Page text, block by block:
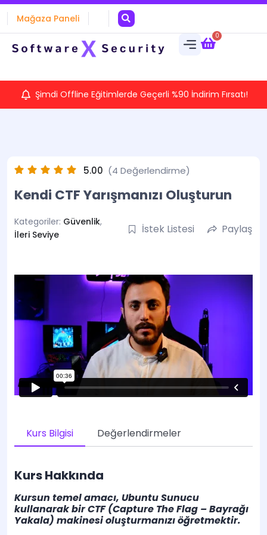
Mağaza Paneli
0
Şimdi Offline Eğitimlerde Geçerli %90 İndirim Fırsatı!
5.00 (4 Değerlendirme)
Kendi CTF Yarışmanızı Oluşturun
Kategoriler: Güvenlik,
İleri Seviye
İstek Listesi Paylaş
Kurs Bilgisi Değerlendirmeler
Kurs Hakkında
Kursun temel amacı, Ubuntu Sunucu
kullanarak bir CTF (Capture The Flag – Bayrağı
Yakala) makinesi oluşturmanızı öğretmektir.